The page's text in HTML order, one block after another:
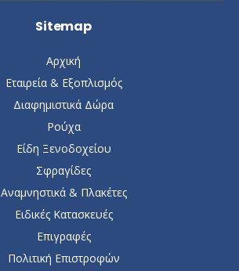
Sitemap
Αρχική
Εταιρεία & Εξοπλισμός
Διαφημιστικά Δώρα
Ρούχα
Είδη Ξενοδοχείου
Σφραγίδες
Αναμνηστικά & Πλακέτες
Ειδικές Κατασκευές
Επιγραφές
Πολιτική Επιστροφών